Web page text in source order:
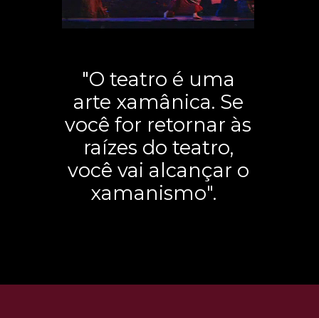
"O teatro é uma
arte xamânica. Se
você for retornar às
raízes do teatro,
você vai alcançar o
xamanismo".